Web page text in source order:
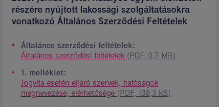
részére nyújtott lakossági szolgáltatásokra
vonatkozó Általános Szerződési Feltételek
Általános szerződési feltételek:
Általános szerződési feltételek (PDF, 0,7 MB)
1. melléklet:
Jogvita esetén eljáró szervek, hatóságok
megnevezése, elérhetősége (PDF, 138,3 kB)